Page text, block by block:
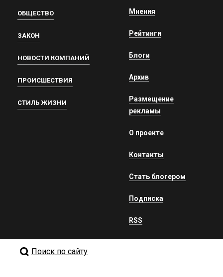
ОБЩЕСТВО
ЗАКОН
НОВОСТИ КОМПАНИЙ
ПРОИСШЕСТВИЯ
СТИЛЬ ЖИЗНИ
Мнения
Рейтинги
Блоги
Архив
Размещение
рекламы
О проекте
Контакты
Стать блогером
Подписка
RSS
Поиск по сайту